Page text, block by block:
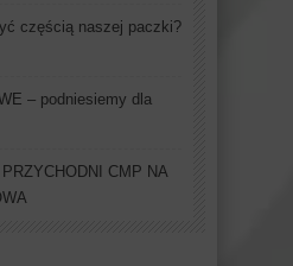
częścią naszej paczki?
– podniesiemy dla
CMP NA